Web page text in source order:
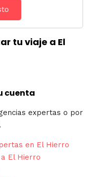
tu viaje a El
cuenta
expertas o por
en El Hierro
El Hierro